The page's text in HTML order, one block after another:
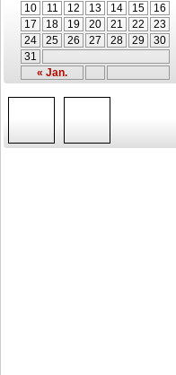
« Jan.
10
11 12 13 14 15
16
17
18 19 20 21 22
23
24
25 26 27 28 29
30
31